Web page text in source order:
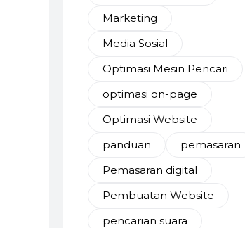
Marketing
Media Sosial
Optimasi Mesin Pencari
optimasi on-page
Optimasi Website
panduan
pemasaran
Pemasaran digital
Pembuatan Website
pencarian suara